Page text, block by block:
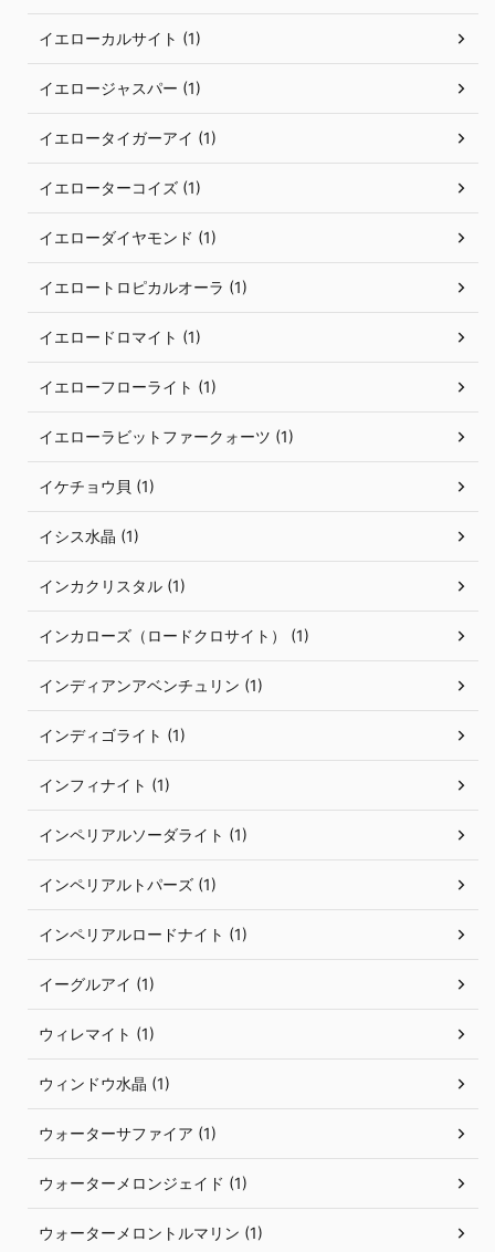
イエローカルサイト (1)
イエロージャスパー (1)
イエロータイガーアイ (1)
イエローターコイズ (1)
イエローダイヤモンド (1)
イエロートロピカルオーラ (1)
イエロードロマイト (1)
イエローフローライト (1)
イエローラビットファークォーツ (1)
イケチョウ貝 (1)
イシス水晶 (1)
インカクリスタル (1)
インカローズ（ロードクロサイト） (1)
インディアンアベンチュリン (1)
インディゴライト (1)
インフィナイト (1)
インペリアルソーダライト (1)
インペリアルトパーズ (1)
インペリアルロードナイト (1)
イーグルアイ (1)
ウィレマイト (1)
ウィンドウ水晶 (1)
ウォーターサファイア (1)
ウォーターメロンジェイド (1)
ウォーターメロントルマリン (1)